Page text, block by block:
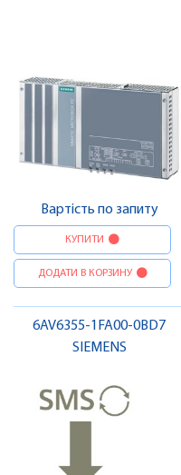
Вартість по запиту
КУПИТИ
ДОДАТИ В КОРЗИНУ
6AV6355-1FA00-0BD7
SIEMENS